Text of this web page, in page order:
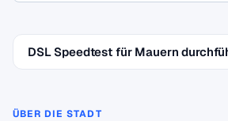
DSL Speedtest für Mauern
ÜBER DIE STADT